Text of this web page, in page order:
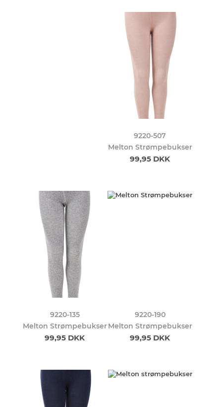
9220-507
Melton Strømpebukser
99,95 DKK
9220-135
Melton Strømpebukser
99,95 DKK
9220-190
Melton Strømpebukser
99,95 DKK